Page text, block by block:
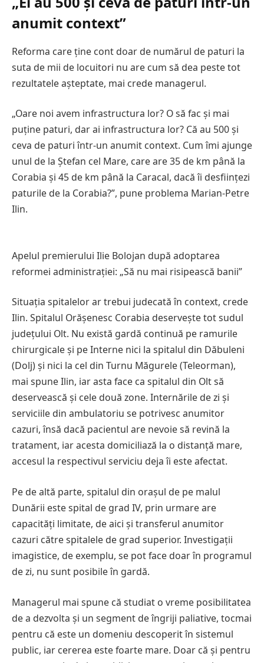
anumit context”
Reforma care ține cont doar de numărul de paturi la
suta de mii de locuitori nu are cum să dea peste tot
rezultatele așteptate, mai crede managerul.
„Oare noi avem infrastructura lor? O să fac și mai
puține paturi, dar ai infrastructura lor? Că au 500 și
ceva de paturi într-un anumit context. Cum îmi ajunge
unul de la Ștefan cel Mare, care are 35 de km până la
Corabia și 45 de km până la Caracal, dacă îi desființezi
paturile de la Corabia?”, pune problema Marian-Petre
Ilin.
Apelul premierului Ilie Bolojan după adoptarea
reformei administrației: „Să nu mai risipească banii”
Situația spitalelor ar trebui judecată în context, crede
Ilin. Spitalul Orășenesc Corabia deservește tot sudul
județului Olt. Nu există gardă continuă pe ramurile
chirurgicale și pe Interne nici la spitalul din Dăbuleni
(Dolj) și nici la cel din Turnu Măgurele (Teleorman),
mai spune Ilin, iar asta face ca spitalul din Olt să
deservească și cele două zone. Internările de zi și
serviciile din ambulatoriu se potrivesc anumitor
cazuri, însă dacă pacientul are nevoie să revină la
tratament, iar acesta domiciliază la o distanță mare,
accesul la respectivul serviciu deja îi este afectat.
Pe de altă parte, spitalul din orașul de pe malul
Dunării este spital de grad IV, prin urmare are
capacități limitate, de aici și transferul anumitor
cazuri către spitalele de grad superior. Investigații
imagistice, de exemplu, se pot face doar în programul
de zi, nu sunt posibile în gardă.
Managerul mai spune că studiat o vreme posibilitatea
de a dezvolta și un segment de îngriji paliative, tocmai
pentru că este un domeniu descoperit în sistemul
public, iar cererea este foarte mare. Doar că și pentru